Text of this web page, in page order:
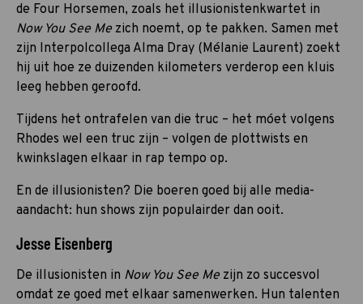
de Four Horsemen, zoals het illusionistenkwartet in
Now You See Me zich noemt, op te pakken. Samen met
zijn Interpolcollega Alma Dray (Mélanie Laurent) zoekt
hij uit hoe ze duizenden kilometers verderop een kluis
leeg hebben geroofd.
Tijdens het ontrafelen van die truc – het móet volgens
Rhodes wel een truc zijn – volgen de plottwists en
kwinkslagen elkaar in rap tempo op.
En de illusionisten? Die boeren goed bij alle media-
aandacht: hun shows zijn populairder dan ooit.
Jesse Eisenberg
De illusionisten in Now You See Me zijn zo succesvol
omdat ze goed met elkaar samenwerken. Hun talenten